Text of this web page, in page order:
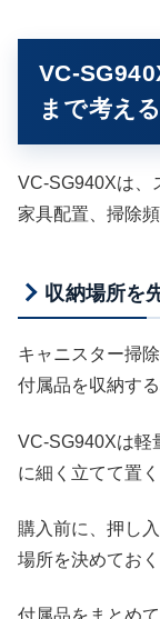
VC-
まで考え
VC-SG940Xは、
家具配置、掃除
収納場所を
キャニスター掃
付属品を収納す
VC-SG940Xは軽
に細く立てて置
購入前に、押し
場所を決めてお